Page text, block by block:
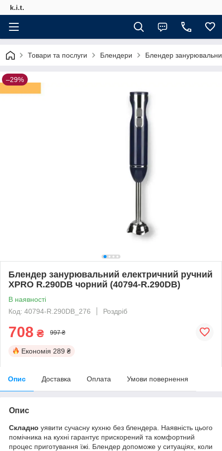
k.i.t.
Товари та послуги Блендери Блендер
–29%
Блендер занурювальний електричний ручний
XPRO R.290DB чорний (40794-R.290DB)
В наявності
Код: 40794-R.290DB_276
Роздріб
708 ₴ 997 ₴
Економія 289 ₴
Опис Доставка Оплата Умови повернення
Опис
Складно уявити сучасну кухню без блендера. Наявність цього
помічника на кухні гарантує прискорений та комфортний
процес приготування їжі. Блендер допоможе у ситуаціях, коли